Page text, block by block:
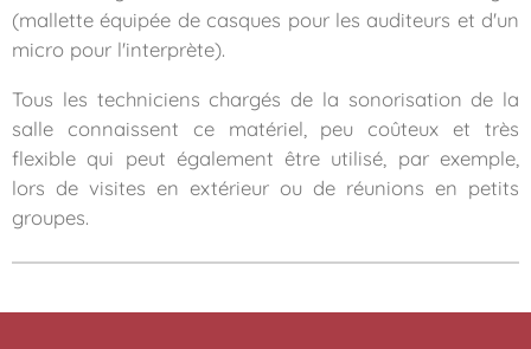
(mallette équipée de casques pour les auditeurs et d'un
micro pour l'interprète).
Tous les techniciens chargés de la sonorisation de la
salle connaissent ce matériel, peu coûteux et très
flexible qui peut également être utilisé, par exemple,
lors de visites en extérieur ou de réunions en petits
groupes.